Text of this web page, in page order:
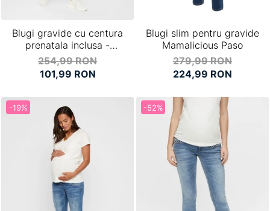
Blugi gravide cu centura
prenatala inclusa -
Mamalicious Florida
254,99 RON
101,99 RON
Blugi slim pentru gravide
Mamalicious Paso
279,99 RON
224,99 RON
-19% -52%